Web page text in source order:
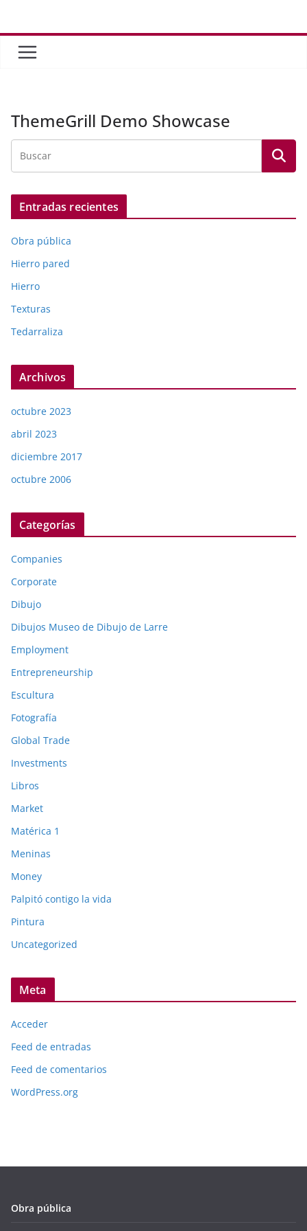
contenido
ThemeGrill Demo Showcase
Entradas recientes
Obra pública
Hierro pared
Hierro
Texturas
Tedarraliza
Archivos
octubre 2023
abril 2023
diciembre 2017
octubre 2006
Categorías
Companies
Corporate
Dibujo
Dibujos Museo de Dibujo de Larre
Employment
Entrepreneurship
Escultura
Fotografía
Global Trade
Investments
Libros
Market
Matérica 1
Meninas
Money
Palpitó contigo la vida
Pintura
Uncategorized
Meta
Acceder
Feed de entradas
Feed de comentarios
WordPress.org
Obra pública